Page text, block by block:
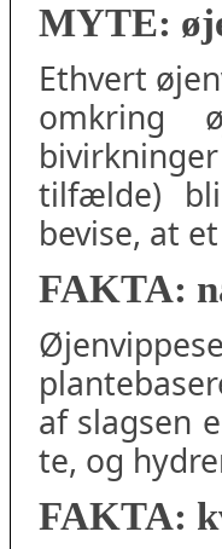
MYTE:
Ethvert
omkring
tilfælde)
bevise, at
FAKTA:
af slagsen
te, og
FAKTA: